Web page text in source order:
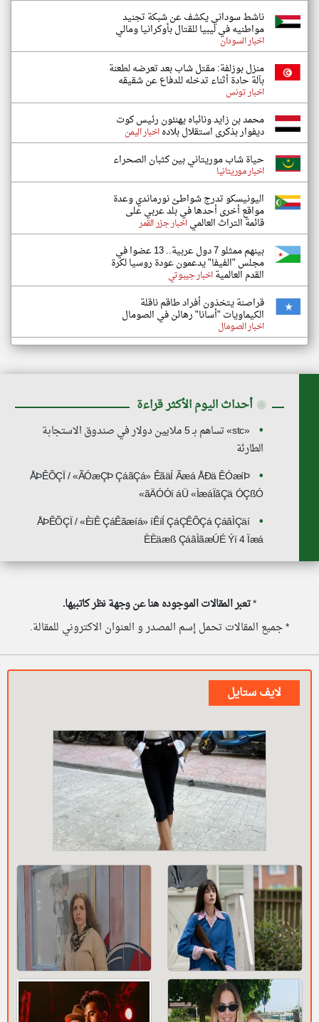
ناشط سوداني يكشف عن شبكة تجنيد
مواطنيه في ليبيا للقتال بأوكرانيا ومالي
اخبار السودان
منزل بوزلفة: مقتل شاب بعد تعرضه لطعنة
بآلة حادة أثناء تدخله للدفاع عن شقيقه
اخبار تونس
محمد بن زايد ونائباه يهنئون رئيس كوت
ديفوار بذكرى استقلال بلادهاخبار اليمن
حياة شاب موريتاني بين كثبان الصحراء
اخبار موريتانيا
اليونيسكو تدرج شواطئ نورماندي وعدة
مواقع أخرى أحدها في بلد عربي على
قائمة التراث العالمياخبار جزر القمر
بينهم ممثلو 7 دول عربية.. 13 عضوا في
مجلس "الفيفا" يدعمون عودة روسيا لكرة
القدم العالميةاخبار جيبوتي
قراصنة يتخذون أفراد طاقم ناقلة
الكيماويات "أسانا" رهائن في الصومال
اخبار الصومال
◉ أحداث اليوم الأكثر قراءة
«stc» تساهم بـ 5 ملايين دولار في صندوق الاستجابة
الطارئة
ÅÞÊÕÇÏ / «ÃÓæÇÞ ÇáãÇá» ÊãäÍ Ãæá ÅÐä ÊÓæíÞ
ãÄÓÓí áÜ «ÌæáÏãÇä ÓÇßÓ»
ÅÞÊÕÇÏ / «ÈíÊ ÇáÊãæíá» íÊíÍ ÇáÇÊÕÇá ÇáãÌÇäí
ÈÈäæß ÇáãÌãæÚÉ Ýí 4 Ïæá
*تعبر المقالات الموجوده هنا عن وجهة نظر كاتبيها.
* جميع المقالات تحمل إسم المصدر و العنوان الاكتروني للمقالة.
لايف ستايل